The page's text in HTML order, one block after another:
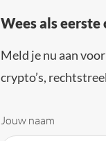
Wees als
Meld je nu aan
crypto’s,
Jouw naam